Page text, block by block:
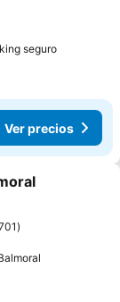
seguro
Ver precios